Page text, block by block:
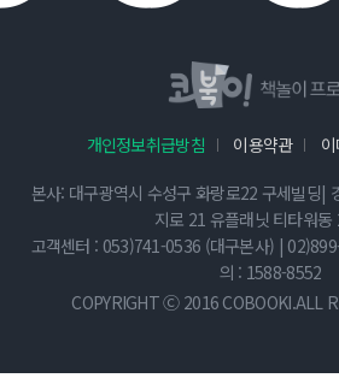
개인정보취급방침 이용약관
본사: 대구광역시 수성구 화랑로22 구세빌딩|
지로 21 유플래닛 티타워동
고객센터 : 053)741-0536 (대구본사) |
의 : 1588-8552
COPYRIGHT Ⓒ 2016 COBOOKI.ALL